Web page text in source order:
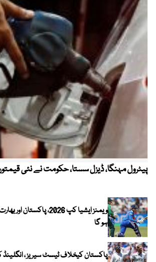
پیٹرول مہنگا، ڈیزل سستا، حکومت نے نئی
ویمنز ایشیا کپ 2026،
ہو گا